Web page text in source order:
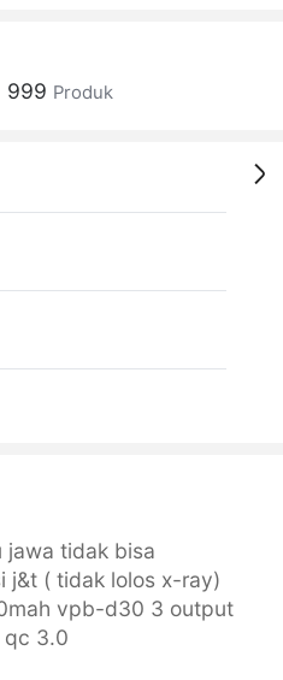
999 Produk
jawa tidak bisa
j&t ( tidak lolos x-ray)
vpb-d30 3 output
3.0